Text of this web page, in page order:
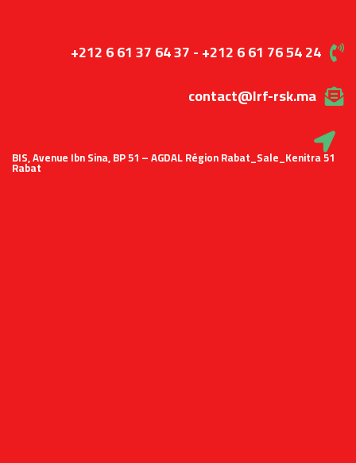
+212 6 61 37 64 37 - +212 6 61 76 54 24
contact@lrf-rsk.ma
51 BIS, Avenue Ibn Sina, BP 51 – AGDAL Région Rabat_Sale_Kenitra
Rabat